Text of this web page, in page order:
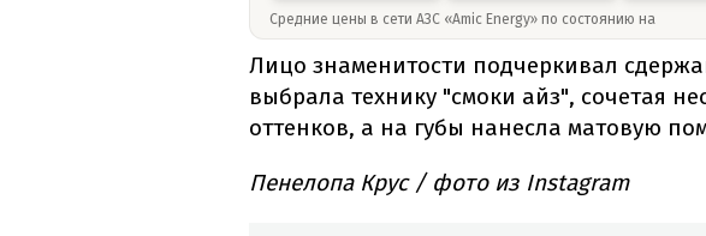
Средние цены в сети АЗС «Amic Energy» по состоянию на
Лицо знаменитости подчеркивал
выбрала технику "смоки айз", сочетая
оттенков, а на губы нанесла матовую
Пенелопа Крус / фото из Instagram